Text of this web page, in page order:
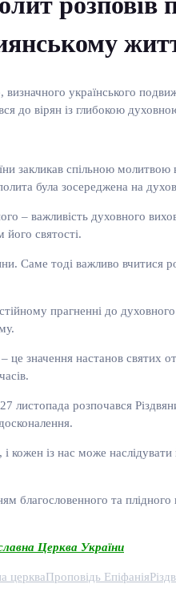
українського
до вірян із глибокою
закликав спільною
була зосереджена на
важливість духовного
святості.
Саме тоді важливо вчитися
прагненні до
це значення настанов
розпочався
і кожен із нас може
та плідного
Церква України
церкваПроповідь Епіфанія